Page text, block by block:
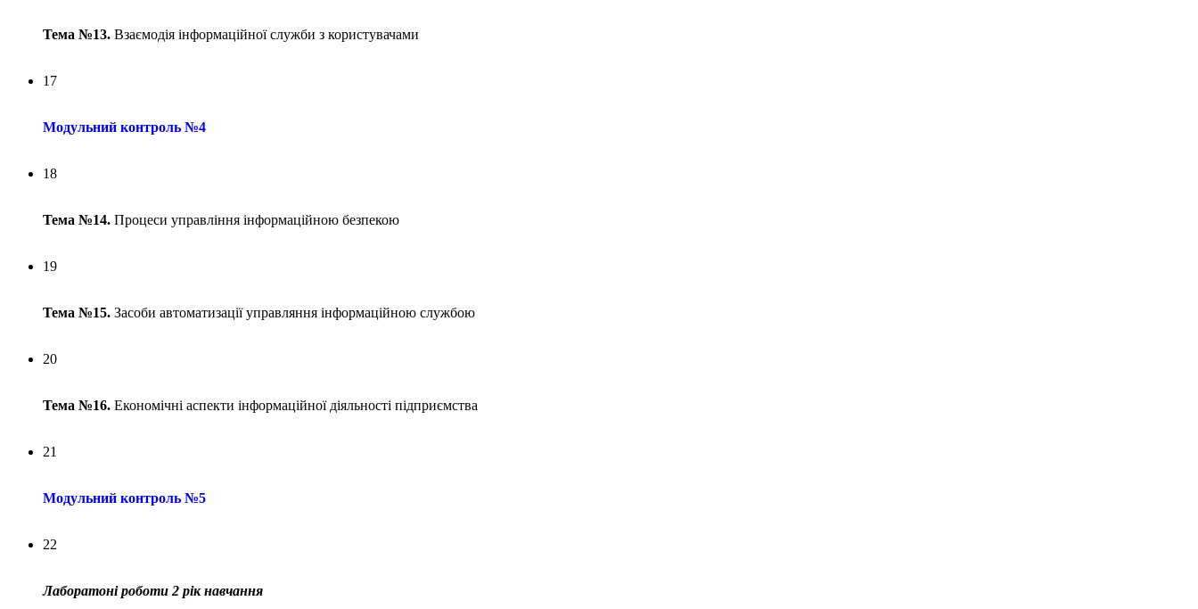
Тема №13. Взаємодія інформаційної служби з користувачами
17
Модульний контроль №4
18
Тема №14. Процеси управління інформаційною безпекою
19
Тема №15. Засоби автоматизації управляння інформаційною службою
20
Тема №16. Економічні аспекти інформаційної діяльності підприємства
21
Модульний контроль №5
22
Лаборатоні роботи 2 рік навчання